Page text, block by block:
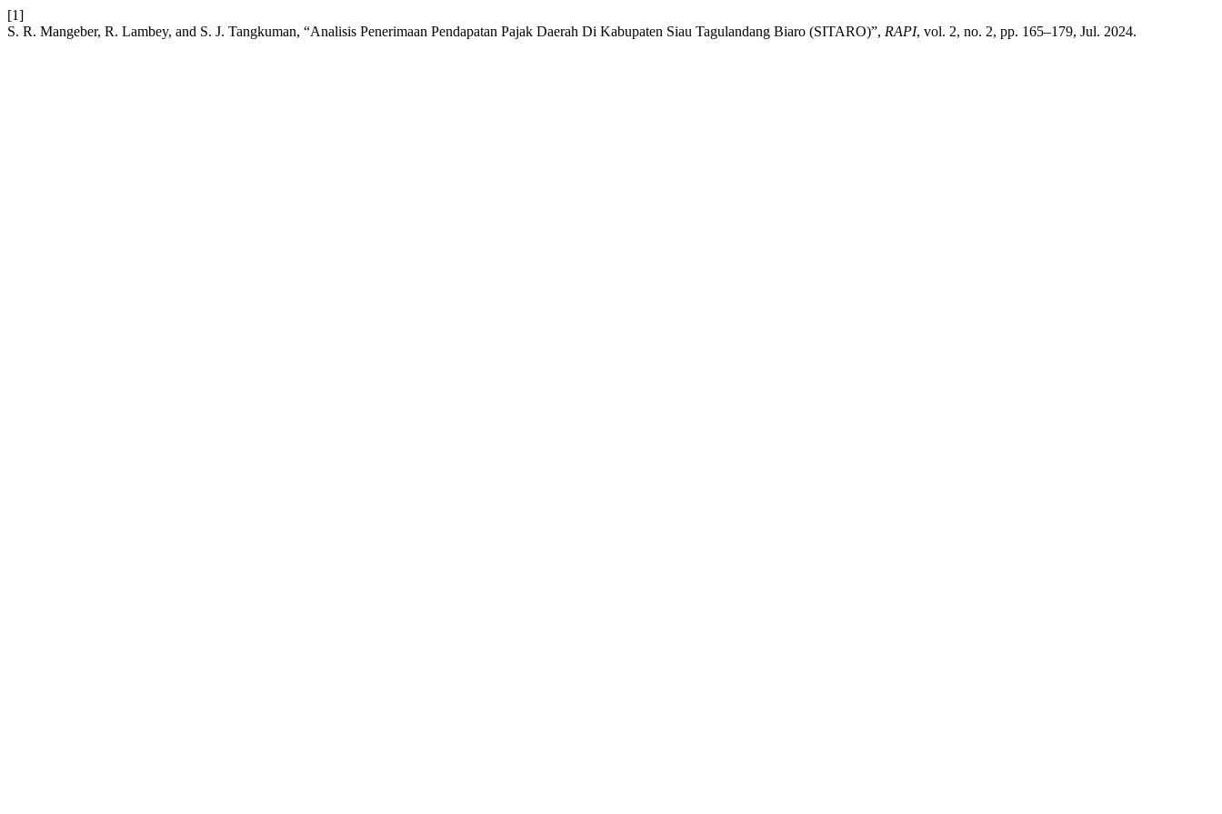
[1]
S. R. Mangeber, R. Lambey, and S. J. Tangkuman, “Analisis Penerimaan Pendapatan Pajak Daerah Di Kabupaten Siau Tagulandang Biaro (SITARO)”, RAPI, vol. 2, no. 2, pp. 165–179, Jul. 2024.